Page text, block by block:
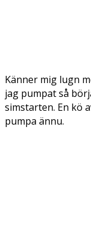
Känner mig lugn
jag pumpat så
simstarten. En kö
pumpa ännu.